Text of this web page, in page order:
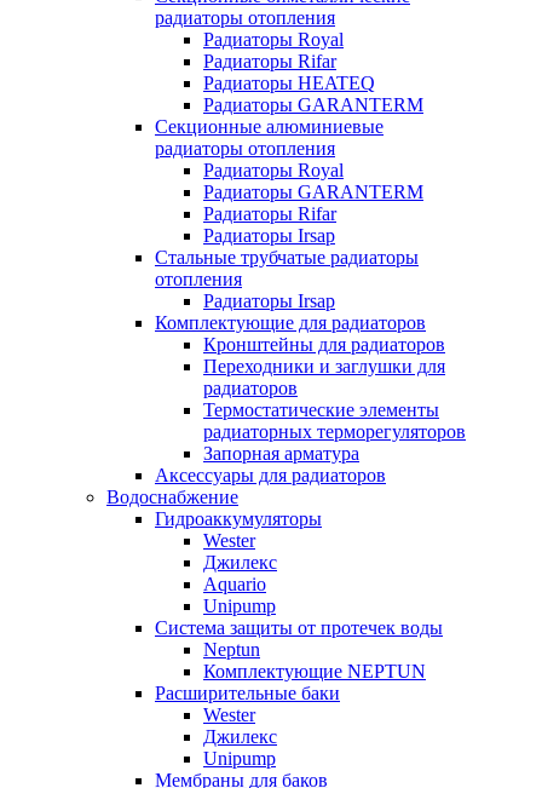
радиаторы отопления
Радиаторы Royal
Радиаторы Rifar
Радиаторы HEATEQ
Радиаторы GARANTERM
Секционные алюминиевые
радиаторы отопления
Радиаторы Royal
Радиаторы GARANTERM
Радиаторы Rifar
Радиаторы Irsap
Стальные трубчатые радиаторы
отопления
Радиаторы Irsap
Комплектующие для радиаторов
Кронштейны для радиаторов
Переходники и заглушки для
радиаторов
Термостатические элементы
радиаторных терморегуляторов
Запорная арматура
Аксессуары для радиаторов
Водоснабжение
Гидроаккумуляторы
Wester
Джилекс
Aquario
Unipump
Система защиты от протечек воды
Neptun
Комплектующие NEPTUN
Расширительные баки
Wester
Джилекс
Unipump
Мембраны для баков